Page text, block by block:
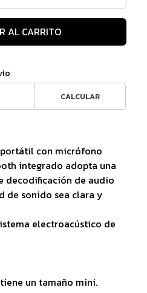
AL CARRITO
CALCULAR
con micrófono
integrado adopta una
decodificación de audio
de sonido sea clara y
electroacústico de
un tamaño mini.